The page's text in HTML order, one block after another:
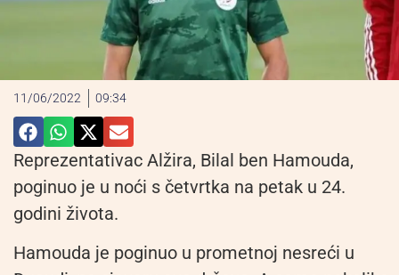
11/06/2022 09:34
Reprezentativac Alžira, Bilal ben Hamouda,
poginuo je u noći s četvrtka na petak u 24.
godini života.
Hamouda je poginuo u prometnoj nesreći u